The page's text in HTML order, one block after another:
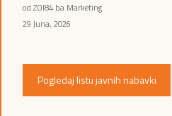
od ZOI84.ba Marketing
29 Juna, 2026
Pogledaj listu javnih nabavki